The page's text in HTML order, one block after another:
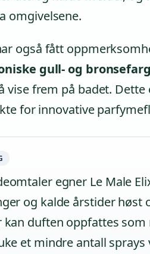
omgivelsene.
også fått
gull- og
vise frem på badet. Dette
for innovative
egner Le Male
og kalde årstider høst
duften oppfattes som
et mindre antall sprays